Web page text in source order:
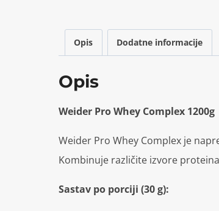
Opis Dodatne informacije
Opis
Weider Pro Whey Complex 1200g
Weider Pro Whey Complex je
Kombinuje različite izvore
Sastav po porciji (30 g):